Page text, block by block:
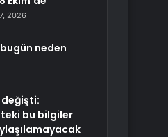
2026
neden
değişti:
bu bilgiler